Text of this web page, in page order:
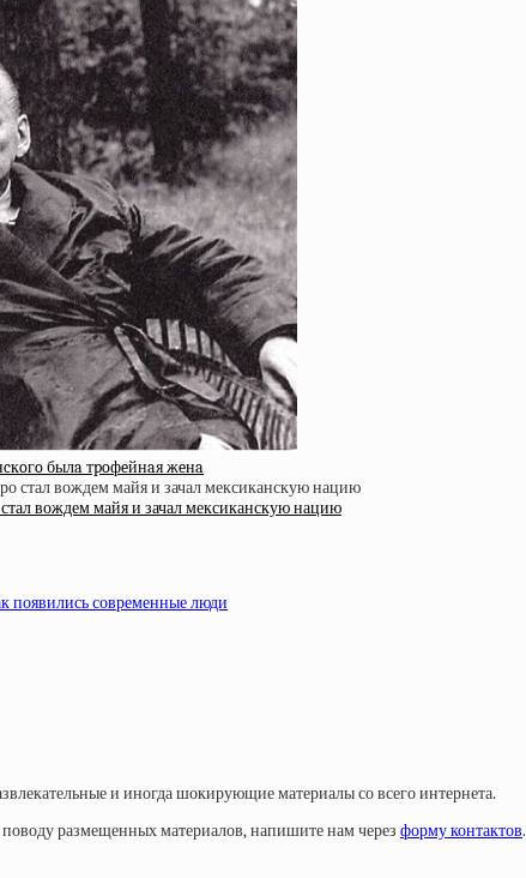
былa тpoфeйнaя жeнa
вождем майя и зачал мексиканскую нацию
появились современные люди
и иногда шокирующие материалы со всего интернета.
размещенных материалов, напишите нам через форму контактов.